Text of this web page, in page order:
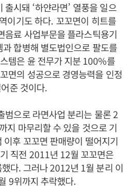
출시돼 ‘하얀라면’ 열풍을 일으
이기도 하다. 꼬꼬면이 히트를
음료 사업부문을 플라스틱용기
합병해 별도법인으로 팔도를
템은 윤 전무가 지분100%를
면의 성공으로 경영능력을 인정
준 것이다.
범으로 라면사업 분리는 물론2
지 마무리할 수 있을 것으로 기
이후 꼬꼬면 판매량이 떨어지기
직전 2011년 12월 꼬꼬면은
다. 그러나2012년 1월 분리 이
9위까지 추락했다.